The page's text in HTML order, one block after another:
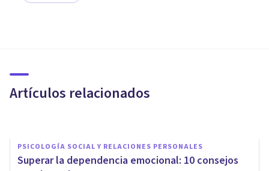
Artículos relacionados
sientes mal
PSICOLOGÍA SOCIAL Y RELACIONES PERSONALES
Superar la dependencia emocional: 10 consejos